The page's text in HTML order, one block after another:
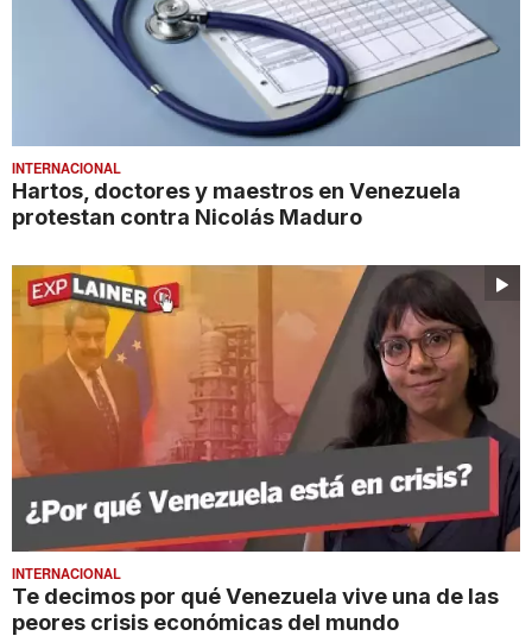
INTERNACIONAL
Hartos, doctores y maestros en Venezuela
protestan contra Nicolás Maduro
INTERNACIONAL
Te decimos por qué Venezuela vive una de las
peores crisis económicas del mundo